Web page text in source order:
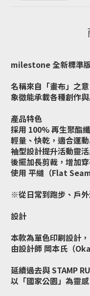
milestone 全新標準
名稱來自「畫布」之意
象徵能承載各種創作
產品特色
採用 100% 再生聚酯
輕量、快乾，適合運
袖型設計提升活動靈
後擺加長剪裁，增加
使用 平縫（Flat
※從日常到跑步、戶
設計
本款為單色印刷設計，
由設計師 岡本氏（
延續過去與 STAMP
以「國家公園」為靈